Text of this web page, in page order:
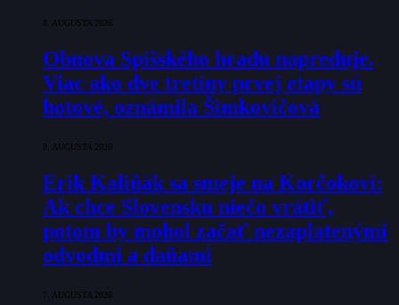
8. AUGUSTA 2026
Obnova Spišského hradu napreduje.
Viac ako dve tretiny prvej etapy sú
hotové, oznámila Šimkovičová
8. AUGUSTA 2026
Erik Kaliňák sa smeje na Korčokovi:
Ak chce Slovensku niečo vrátiť,
potom by mohol začať nezaplatenými
odvodmi a daňami
7. AUGUSTA 2026